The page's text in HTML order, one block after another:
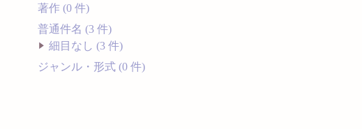
著作 (0 件)
普通件名 (3 件)
細目なし (3 件)
ジャンル・形式 (0 件)